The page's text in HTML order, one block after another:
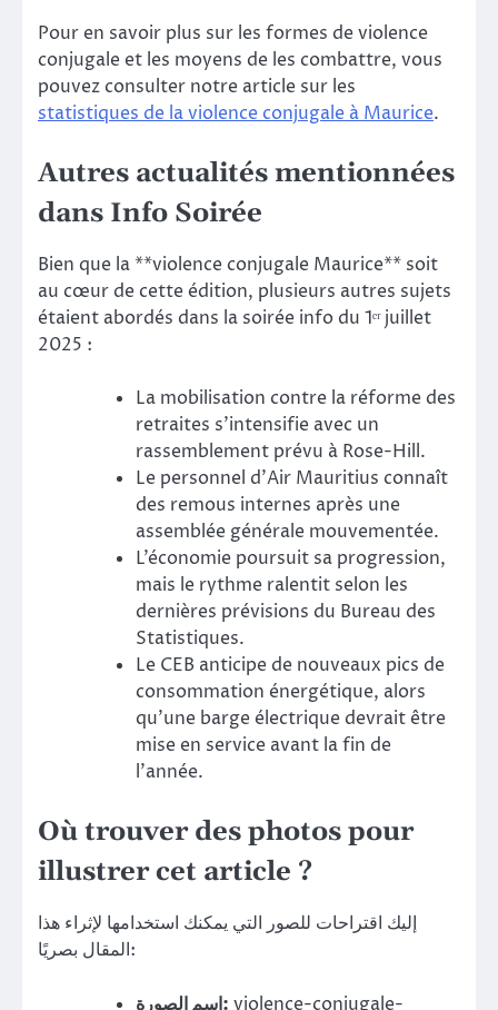
Pour en savoir plus sur les formes de violence
conjugale et les moyens de les combattre, vous
pouvez consulter notre article sur les
statistiques de la violence conjugale à Maurice.
Autres actualités mentionnées
dans Info Soirée
Bien que la **violence conjugale Maurice** soit
au cœur de cette édition, plusieurs autres sujets
étaient abordés dans la soirée info du 1ᵉʳ juillet
2025 :
La mobilisation contre la réforme des
retraites s’intensifie avec un
rassemblement prévu à Rose-Hill.
Le personnel d’Air Mauritius connaît
des remous internes après une
assemblée générale mouvementée.
L’économie poursuit sa progression,
mais le rythme ralentit selon les
dernières prévisions du Bureau des
Statistiques.
Le CEB anticipe de nouveaux pics de
consommation énergétique, alors
qu’une barge électrique devrait être
mise en service avant la fin de
l’année.
Où trouver des photos pour
illustrer cet article ?
إليك اقتراحات للصور التي يمكنك استخدامها لإثراء هذا
المقال بصريًا:
اسم الصورة: violence-conjugale-